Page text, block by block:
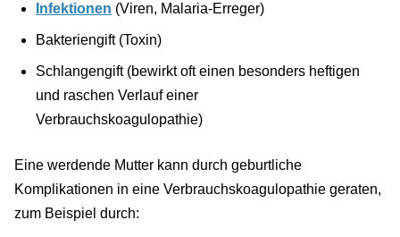
Infektionen (Viren, Malaria-Erreger)
Bakteriengift (Toxin)
Schlangengift (bewirkt oft einen besonders heftigen
und raschen Verlauf einer
Verbrauchskoagulopathie)
Eine werdende Mutter kann durch geburtliche
Komplikationen in eine Verbrauchskoagulopathie geraten,
zum Beispiel durch: